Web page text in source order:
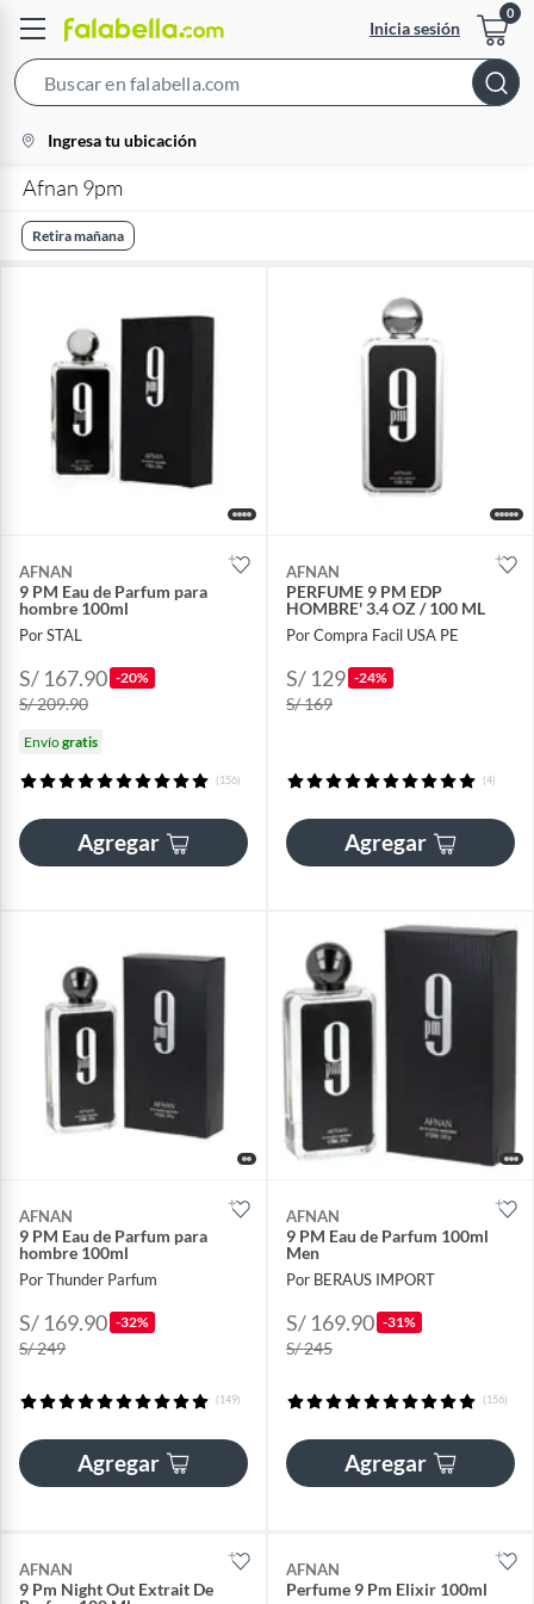
Inicia sesión
Bar
location-
icon
Ingresa tu ubicación
Afnan 9pm
Retira mañana
AFNAN
9 PM Eau de Parfum para
hombre 100ml
Por STAL
S/ 167.90 -20%
S/ 209.90
Envíogratis
(156)
Agregar
AFNAN
PERFUME 9 PM EDP
HOMBRE' 3.4 OZ / 100 ML
Por Compra Facil USA PE
S/ 129 -24%
S/ 169
(4)
Agregar
AFNAN
9 PM Eau de Parfum para
hombre 100ml
Por Thunder Parfum
S/ 169.90 -32%
S/ 249
(149)
Agregar
AFNAN
9 PM Eau de Parfum 100ml
Men
Por BERAUS IMPORT
S/ 169.90 -31%
S/ 245
(156)
Agregar
AFNAN
9 Pm Night Out Extrait De
AFNAN
Perfume 9 Pm Elixir 100ml